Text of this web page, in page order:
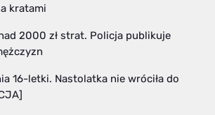
kratami
2000 zł strat. Policja publikuje
16-letki. Nastolatka nie wróciła do